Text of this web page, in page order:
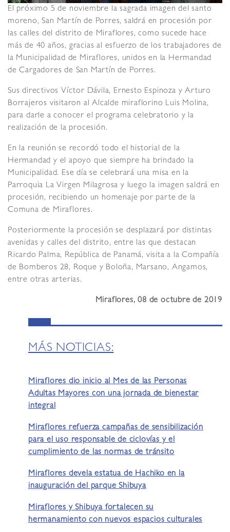
El próximo 5 de noviembre la sagrada imagen del santo
moreno, San Martín de Porres, saldrá en procesión por
las calles del distrito de Miraflores, como sucede hace
más de 40 años, gracias al esfuerzo de los trabajadores de
la Municipalidad de Miraflores, unidos en la Hermandad
de Cargadores de San Martín de Porres.
Sus directivos Víctor Dávila, Ernesto Espinoza y Arturo
Borrajeros visitaron al Alcalde miraflorino Luis Molina,
para darle a conocer el programa celebratorio y la
realización de la procesión.
En la reunión se recordó todo el historial de la
Hermandad y el apoyo que siempre ha brindado la
Municipalidad. Ese día se celebrará una misa en la
Parroquia La Virgen Milagrosa y luego la imagen saldrá en
procesión, recibiendo un homenaje por parte de la
Comuna de Miraflores.
Posteriormente la procesión se desplazará por distintas
avenidas y calles del distrito, entre las que destacan
Ricardo Palma, República de Panamá, visita a la Compañía
de Bomberos 28, Roque y Boloña, Marsano, Angamos,
entre otras arterias.
Miraflores, 08 de octubre de 2019
MÁS NOTICIAS:
Miraflores dio inicio al Mes de las Personas
Adultas Mayores con una jornada de bienestar
integral
Miraflores refuerza campañas de sensibilización
para el uso responsable de ciclovías y el
cumplimiento de las normas de tránsito
Miraflores devela estatua de Hachiko en la
inauguración del parque Shibuya
Miraflores y Shibuya fortalecen su
hermanamiento con nuevos espacios culturales